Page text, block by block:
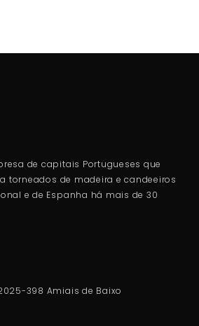
de capitais Portugueses que
torneados de madeira e candeeiros
e de Espanha há mais de 30
398 Amiais de Baixo